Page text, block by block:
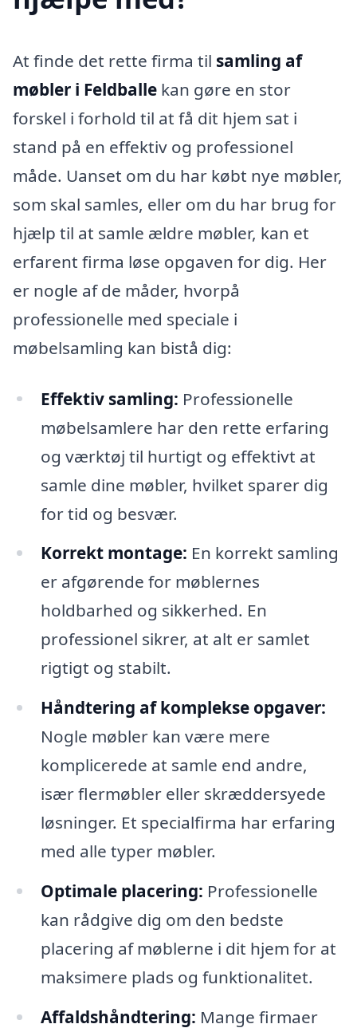
At finde det rette firma til samling af
møbler i Feldballe kan gøre en stor
forskel i forhold til at få dit hjem sat i
stand på en effektiv og professionel
måde. Uanset om du har købt nye møbler,
som skal samles, eller om du har brug for
hjælp til at samle ældre møbler, kan et
erfarent firma løse opgaven for dig. Her
er nogle af de måder, hvorpå
professionelle med speciale i
møbelsamling kan bistå dig:
Effektiv samling: Professionelle
møbelsamlere har den rette erfaring
og værktøj til hurtigt og effektivt at
samle dine møbler, hvilket sparer dig
for tid og besvær.
Korrekt montage: En korrekt samling
er afgørende for møblernes
holdbarhed og sikkerhed. En
professionel sikrer, at alt er samlet
rigtigt og stabilt.
Håndtering af komplekse opgaver:
Nogle møbler kan være mere
komplicerede at samle end andre,
især flermøbler eller skræddersyede
løsninger. Et specialfirma har erfaring
med alle typer møbler.
Optimale placering: Professionelle
kan rådgive dig om den bedste
placering af møblerne i dit hjem for at
maksimere plads og funktionalitet.
Affaldshåndtering: Mange firmaer